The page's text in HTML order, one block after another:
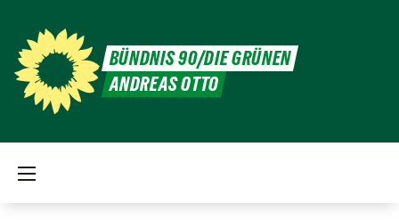
BÜNDNIS 90/DIE GRÜNEN
ANDREAS OTTO